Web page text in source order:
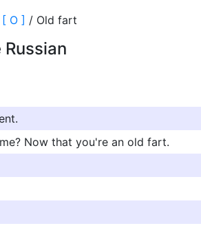
[ O ] / Old fart
Now that you're an old fart.